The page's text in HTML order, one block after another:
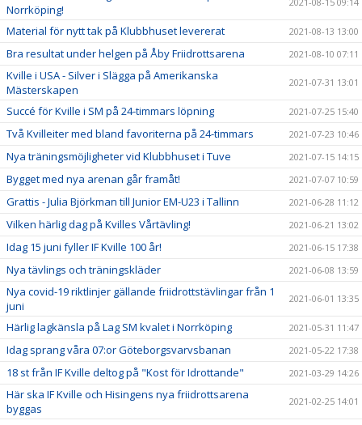
Norrköping!
Material för nytt tak på Klubbhuset levererat 2021-08-13 13:00
Bra resultat under helgen på Åby Friidrottsarena 2021-08-10 07:11
Kville i USA - Silver i Slägga på Amerikanska
Mästerskapen
2021-07-31 13:01
Succé för Kville i SM på 24-timmars löpning 2021-07-25 15:40
Två Kvilleiter med bland favoriterna på 24-timmars 2021-07-23 10:46
Nya träningsmöjligheter vid Klubbhuset i Tuve 2021-07-15 14:15
Bygget med nya arenan går framåt! 2021-07-07 10:59
Grattis - Julia Björkman till Junior EM-U23 i Tallinn 2021-06-28 11:12
Vilken härlig dag på Kvilles Vårtävling! 2021-06-21 13:02
Idag 15 juni fyller IF Kville 100 år! 2021-06-15 17:38
Nya tävlings och träningskläder 2021-06-08 13:59
Nya covid-19 riktlinjer gällande friidrottstävlingar från 1
juni
2021-06-01 13:35
Härlig lagkänsla på Lag SM kvalet i Norrköping 2021-05-31 11:47
Idag sprang våra 07:or Göteborgsvarvsbanan 2021-05-22 17:38
18 st från IF Kville deltog på "Kost för Idrottande" 2021-03-29 14:26
Här ska IF Kville och Hisingens nya friidrottsarena
byggas
2021-02-25 14:01